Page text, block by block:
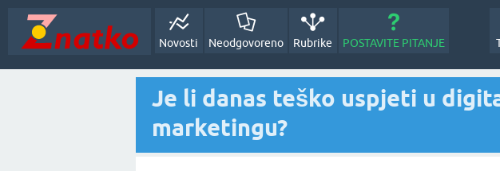
Novosti Neodgovoreno Rubrike POSTAVITE PITANJE
Je li danas teško uspjeti u
marketingu?